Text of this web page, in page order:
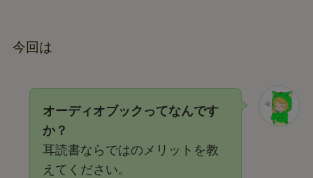
今回は
オーディオブックってなんです
か？
耳読書ならではのメリットを教
えてください。